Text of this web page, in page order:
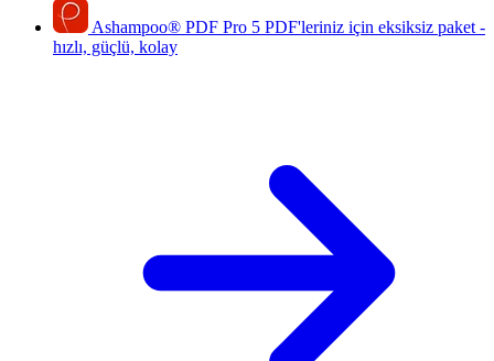
Ashampoo® PDF Pro 5 PDF'leriniz için eksiksiz paket -
hızlı, güçlü, kolay